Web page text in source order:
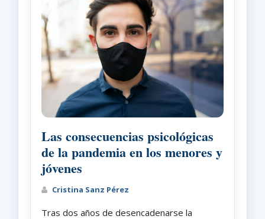
Las consecuencias psicológicas
de la pandemia en los menores y
jóvenes
Cristina Sanz Pérez
Tras dos años de desencadenarse la